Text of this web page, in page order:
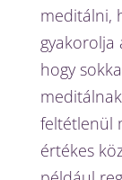
meditálni,
gyakorolja
hogy
feltétlenül
értékes